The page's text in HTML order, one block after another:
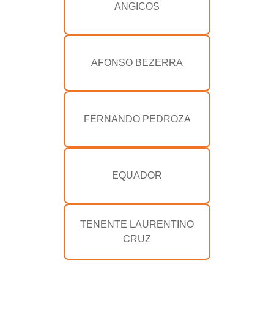
ANGICOS
AFONSO BEZERRA
FERNANDO PEDROZA
EQUADOR
TENENTE LAURENTINO
CRUZ